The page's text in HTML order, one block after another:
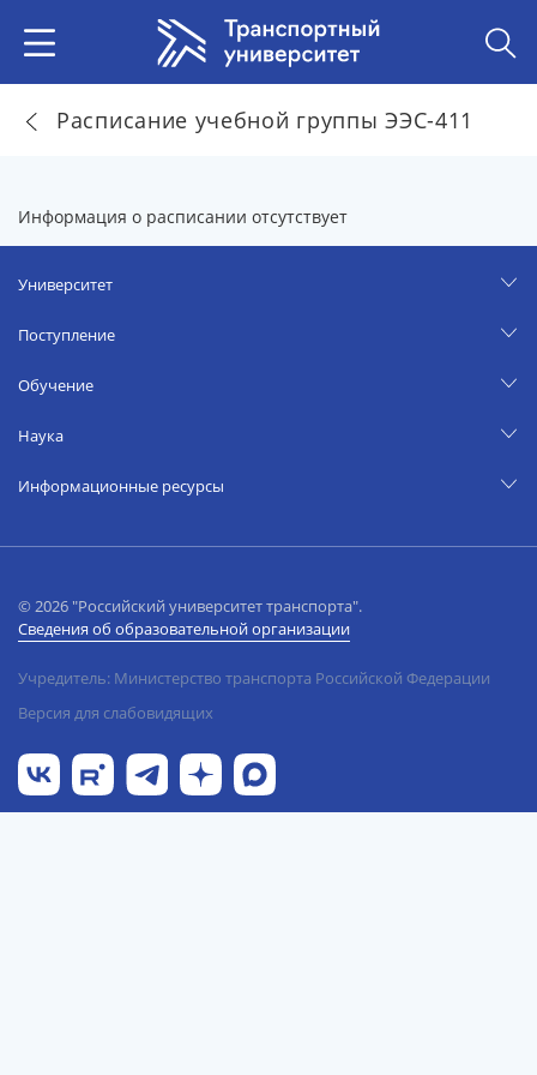
Расписание учебной группы ЭЭС-411
Информация о расписании отсутствует
Университет
Поступление
Обучение
Наука
Информационные ресурсы
© 2026 "Российский университет транспорта".
Сведения об образовательной организации
Учредитель: Министерство транспорта Российской Федерации
Версия для слабовидящих